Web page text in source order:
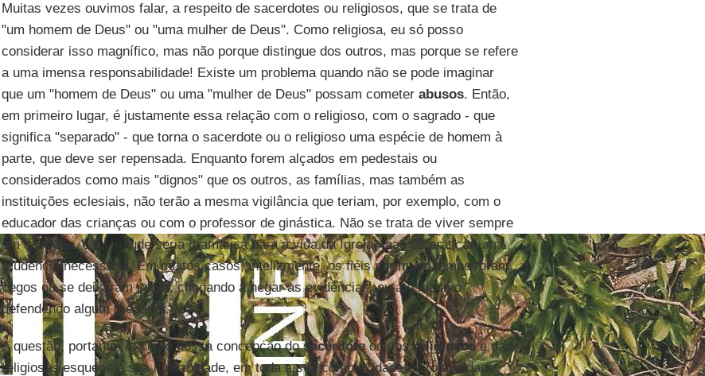
Muitas vezes ouvimos falar, a respeito de sacerdotes ou religiosos, que se trata de
"um homem de Deus" ou "uma mulher de Deus". Como religiosa, eu só posso
considerar isso magnífico, mas não porque distingue dos outros, mas porque se refere
a uma imensa responsabilidade! Existe um problema quando não se pode imaginar
que um "homem de Deus" ou uma "mulher de Deus" possam cometer abusos. Então,
em primeiro lugar, é justamente essa relação com o religioso, com o sagrado - que
significa "separado" - que torna o sacerdote ou o religioso uma espécie de homem à
parte, que deve ser repensada. Enquanto forem alçados em pedestais ou
considerados como mais "dignos" que os outros, as famílias, mas também as
instituições eclesiais, não terão a mesma vigilância que teriam, por exemplo, com o
educador das crianças ou com o professor de ginástica. Não se trata de viver sempre
em suspeita, e tal atitude seria dramática para a vida da Igreja, mas de praticar uma
prudência necessária. Em muitos casos, infelizmente, os fiéis por muito tempo foram
cegos ou se deixaram cegar, chegando a negar as evidências, ou até mesmo
defendendo algum predador.
A questão, portanto, é: como nossa concepção dosacerdoteou dosreligiosose das
religiosas esquece a sua humanidade, em toda a sua complexidade e profundidade.